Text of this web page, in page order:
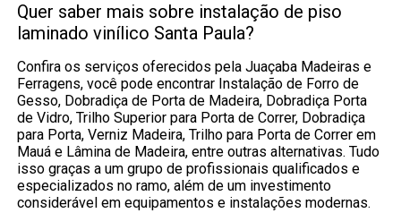
Quer saber mais sobre instalação de piso
laminado vinílico Santa Paula?
Confira os serviços oferecidos pela Juaçaba Madeiras e
Ferragens, você pode encontrar Instalação de Forro de
Gesso, Dobradiça de Porta de Madeira, Dobradiça Porta
de Vidro, Trilho Superior para Porta de Correr, Dobradiça
para Porta, Verniz Madeira, Trilho para Porta de Correr em
Mauá e Lâmina de Madeira, entre outras alternativas. Tudo
isso graças a um grupo de profissionais qualificados e
especializados no ramo, além de um investimento
considerável em equipamentos e instalações modernas.